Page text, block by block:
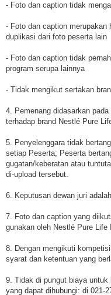
- Foto dan caption tidak
- Foto dan caption merupakan
duplikasi dari foto peserta lain
- Foto dan caption tidak
program serupa lainnya
- Tidak mengikut sertakan
4. Pemenang didasarkan
terhadap brand Nestlé Pure
5. Penyelenggara tidak
setiap Peserta; Peserta
gugatan/keberatan atau
di-upload tersebut.
6. Keputusan dewan juri
7. Foto dan caption yang
gunakan oleh Nestlé Pure
8. Dengan mengikuti
syarat dan ketentuan yang
9. Tidak di pungut biaya
yang dapat dihubungi: di 021-